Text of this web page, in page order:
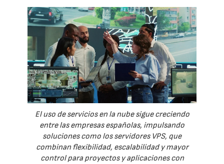
El uso de servicios en la nube sigue creciendo
entre las empresas españolas, impulsando
soluciones como los servidores VPS, que
combinan flexibilidad, escalabilidad y mayor
control para proyectos y aplicaciones con